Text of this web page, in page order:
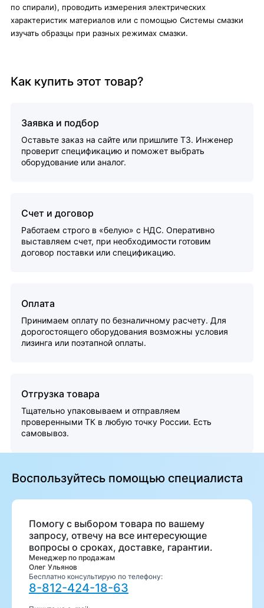
по спирали), проводить измерения электрических
характеристик материалов или с помощью Системы смазки
изучать образцы при разных режимах смазки.
Как купить этот товар?
Заявка и подбор
Оставьте заказ на сайте или пришлите ТЗ. Инженер
проверит спецификацию и поможет выбрать
оборудование или аналог.
Счет и договор
Работаем строго в «белую» с НДС. Оперативно
выставляем счет, при необходимости готовим
договор поставки или спецификацию.
Оплата
Принимаем оплату по безналичному расчету. Для
дорогостоящего оборудования возможны условия
лизинга или поэтапной оплаты.
Отгрузка товара
Тщательно упаковываем и отправляем
проверенными ТК в любую точку России. Есть
самовывоз.
Воспользуйтесь помощью специалиста
Помогу с выбором товара по вашему
запросу, отвечу на все интересующие
вопросы о сроках, доставке, гарантии.
Менеджер по продажам
Олег Ульянов
Бесплатно консультирую по телефону:
8-812-424-18-63